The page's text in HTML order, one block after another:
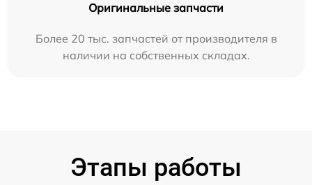
Оригинальные запчасти
Более 20 тыс. запчастей от производителя в
наличии на собственных складах.
Этапы работы